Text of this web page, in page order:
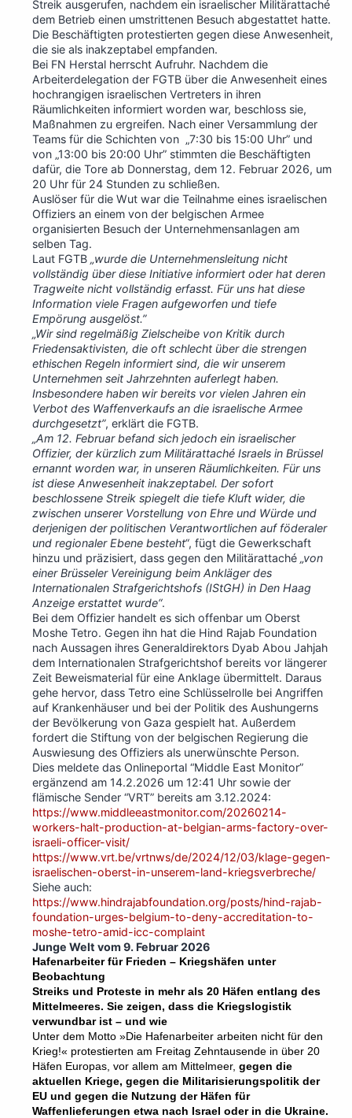
Streik ausgerufen, nachdem ein israelischer Militärattaché
dem Betrieb einen umstrittenen Besuch abgestattet hatte.
Die Beschäftigten protestierten gegen diese Anwesenheit,
die sie als inakzeptabel empfanden.
Bei FN Herstal herrscht Aufruhr. Nachdem die
Arbeiterdelegation der FGTB über die Anwesenheit eines
hochrangigen israelischen Vertreters in ihren
Räumlichkeiten informiert worden war, beschloss sie,
Maßnahmen zu ergreifen. Nach einer Versammlung der
Teams für die Schichten von „7:30 bis 15:00 Uhr” und
von „13:00 bis 20:00 Uhr” stimmten die Beschäftigten
dafür, die Tore ab Donnerstag, dem 12. Februar 2026, um
20 Uhr für 24 Stunden zu schließen.
Auslöser für die Wut war die Teilnahme eines israelischen
Offiziers an einem von der belgischen Armee
organisierten Besuch der Unternehmensanlagen am
selben Tag.
Laut FGTB „wurde die Unternehmensleitung nicht
vollständig über diese Initiative informiert oder hat deren
Tragweite nicht vollständig erfasst. Für uns hat diese
Information viele Fragen aufgeworfen und tiefe
Empörung ausgelöst.”
„Wir sind regelmäßig Zielscheibe von Kritik durch
Friedensaktivisten, die oft schlecht über die strengen
ethischen Regeln informiert sind, die wir unserem
Unternehmen seit Jahrzehnten auferlegt haben.
Insbesondere haben wir bereits vor vielen Jahren ein
Verbot des Waffenverkaufs an die israelische Armee
durchgesetzt”, erklärt die FGTB.
„Am 12. Februar befand sich jedoch ein israelischer
Offizier, der kürzlich zum Militärattaché Israels in Brüssel
ernannt worden war, in unseren Räumlichkeiten. Für uns
ist diese Anwesenheit inakzeptabel. Der sofort
beschlossene Streik spiegelt die tiefe Kluft wider, die
zwischen unserer Vorstellung von Ehre und Würde und
derjenigen der politischen Verantwortlichen auf föderaler
und regionaler Ebene besteht“, fügt die Gewerkschaft
hinzu und präzisiert, dass gegen den Militärattaché „von
einer Brüsseler Vereinigung beim Ankläger des
Internationalen Strafgerichtshofs (IStGH) in Den Haag
Anzeige erstattet wurde“.
Bei dem Offizier handelt es sich offenbar um Oberst
Moshe Tetro. Gegen ihn hat die Hind Rajab Foundation
nach Aussagen ihres Generaldirektors Dyab Abou Jahjah
dem Internationalen Strafgerichtshof bereits vor längerer
Zeit Beweismaterial für eine Anklage übermittelt. Daraus
gehe hervor, dass Tetro eine Schlüsselrolle bei Angriffen
auf Krankenhäuser und bei der Politik des Aushungerns
der Bevölkerung von Gaza gespielt hat. Außerdem
fordert die Stiftung von der belgischen Regierung die
Auswiesung des Offiziers als unerwünschte Person.
Dies meldete das Onlineportal “Middle East Monitor”
ergänzend am 14.2.2026 um 12:41 Uhr sowie der
flämische Sender “VRT” bereits am 3.12.2024:
https://www.middleeastmonitor.com/20260214-
workers-halt-production-at-belgian-arms-factory-over-
israeli-officer-visit/
https://www.vrt.be/vrtnws/de/2024/12/03/klage-gegen-
israelischen-oberst-in-unserem-land-kriegsverbreche/
Siehe auch:
https://www.hindrajabfoundation.org/posts/hind-rajab-
foundation-urges-belgium-to-deny-accreditation-to-
moshe-tetro-amid-icc-complaint
Junge Welt vom 9. Februar 2026
Hafenarbeiter für Frieden – Kriegshäfen unter
Beobachtung
Streiks und Proteste in mehr als 20 Häfen entlang des
Mittelmeeres. Sie zeigen, dass die Kriegslogistik
verwundbar ist – und wie
Unter dem Motto »Die Hafenarbeiter arbeiten nicht für den
Krieg!« protestierten am Freitag Zehntausende in über 20
Häfen Europas, vor allem am Mittelmeer, gegen die
aktuellen Kriege, gegen die Militarisierungspolitik der
EU und gegen die Nutzung der Häfen für
Waffenlieferungen etwa nach ­Israel oder in die Ukraine.